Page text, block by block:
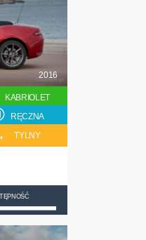
2016
KABRIOLET
RĘCZNA
TYLNY